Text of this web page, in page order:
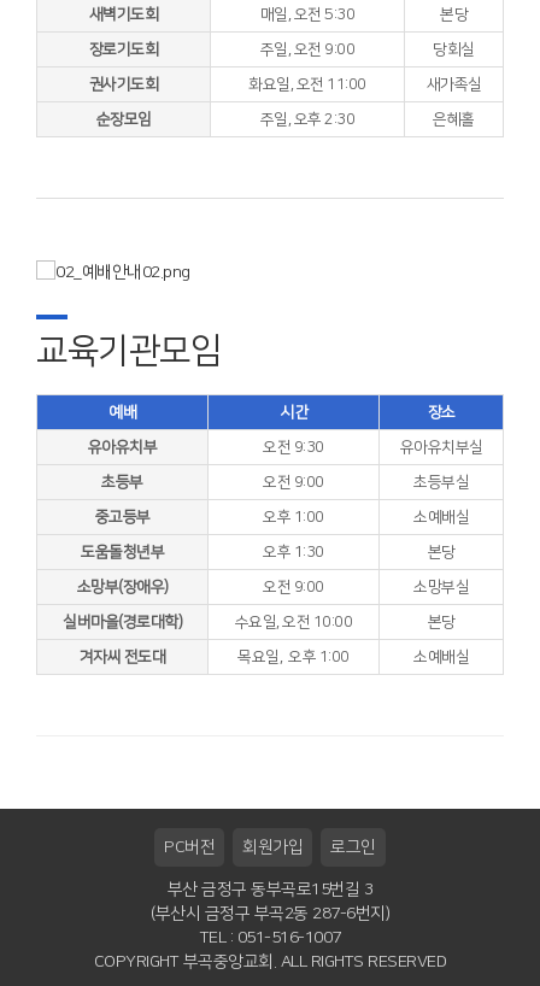
새벽기도회 매일, 오전 5:30 본당
장로기도회 주일, 오전 9:00 당회실
권사기도회 화요일, 오전 11:00 새가족실
순장모임 주일, 오후 2:30 은혜홀
교육기관모임
예배 시간 장소
유아유치부 오전 9:30 유아유치부실
초등부 오전 9:00 초등부실
중고등부 오후 1:00 소예배실
도움돌청년부 오후 1:30 본당
소망부(장애우) 오전 9:00 소망부실
실버마을(경로대학) 수요일, 오전 10:00 본당
겨자씨 전도대 목요일, 오후 1:00 소예배실
PC버전 회원가입 로그인
부산 금정구 동부곡로15번길 3
(부산시 금정구 부곡2동 287-6번지)
TEL : 051-516-1007
COPYRIGHT 부곡중앙교회. ALL RIGHTS RESERVED